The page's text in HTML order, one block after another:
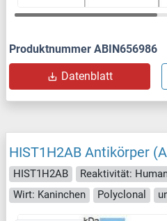
Produktnummer ABIN656986
Datenblatt
HIST1H2AB Antikörper
HIST1H2AB Reaktivität:
Wirt: Kaninchen
Polyclonal